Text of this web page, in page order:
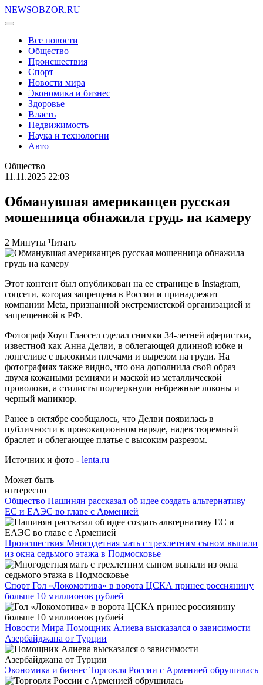
NEWSOBZOR.RU
Все новости
Общество
Происшествия
Спорт
Новости мира
Экономика и бизнес
Здоровье
Власть
Недвижимость
Наука и технологии
Авто
Общество
11.11.2025 22:03
Обманувшая американцев русская
мошенница обнажила грудь на камеру
2 Минуты Читать
Этот контент был опубликован на ее странице в Instagram,
соцсети, которая запрещена в России и принадлежит
компании Meta, признанной экстремистской организацией и
запрещенной в РФ.
Фотограф Хоуп Глассел сделал снимки 34-летней аферистки,
известной как Анна Делви, в облегающей длинной юбке и
лонгсливе с высокими плечами и вырезом на груди. На
фотографиях также видно, что она дополнила свой образ
двумя кожаными ремнями и маской из металлической
проволоки, а стилисты подчеркнули небрежные локоны и
черный маникюр.
Ранее в октябре сообщалось, что Делви появилась в
публичности в провокационном наряде, надев тюремный
браслет и облегающее платье с высоким разрезом.
Источник и фото - lenta.ru
Может быть
интересно
Общество Пашинян рассказал об идее создать альтернативу
ЕС и ЕАЭС во главе с Арменией
Происшествия Многодетная мать с трехлетним сыном выпали
из окна седьмого этажа в Подмосковье
Спорт Гол «Локомотива» в ворота ЦСКА принес россиянину
больше 10 миллионов рублей
Новости Мира Помощник Алиева высказался о зависимости
Азербайджана от Турции
Экономика и бизнес Торговля России с Арменией обрушилась